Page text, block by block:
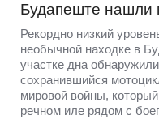
Будапеште нашли
Рекордно низкий
необычной находке в
участке дна
сохранившийся
мировой войны,
речном иле рядом с